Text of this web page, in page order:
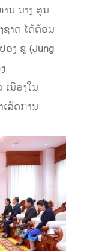
ນ ນາງ ສູນ
າດ ໄດ້ຕ້ອນ
ອງ ຊູ (Jung
ນື່ອງໃນ
ລັດການ